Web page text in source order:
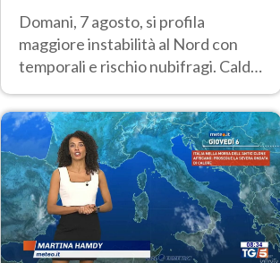
Sud caldo estremo
Domani, 7 agosto, si profila
maggiore instabilità al Nord con
temporali e rischio nubifragi. Caldo
previsioni.